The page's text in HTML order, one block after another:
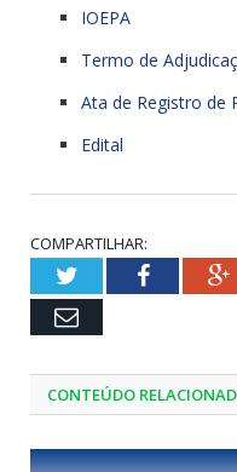
IOEPA
Termo de
Ata de Registro de
Edital
COMPARTILHAR:
TwitterFacebook
Email
CONTEÚDO